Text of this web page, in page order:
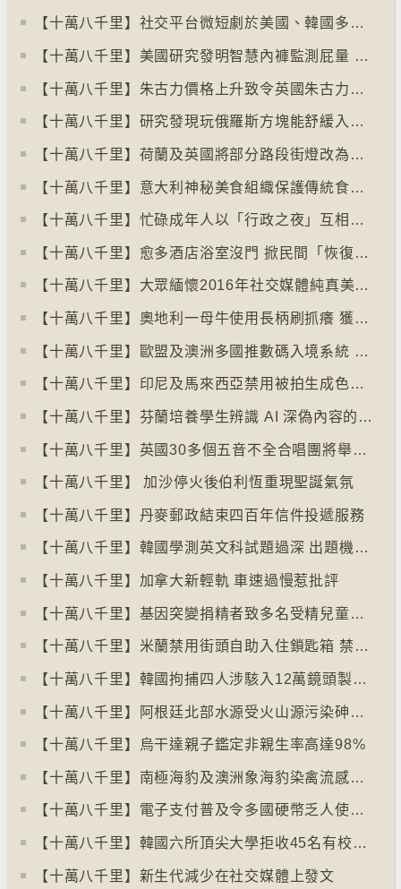
【十萬八千里】社交平台微短劇於美國、韓國多地掀熱潮
【十萬八千里】美國研究發明智慧內褲監測屁量 以助改善消化系統
【十萬八千里】朱古力價格上升致令英國朱古力盜竊案高升
【十萬八千里】研究發現玩俄羅斯方塊能舒緩入侵性創傷後遺症
【十萬八千里】荷蘭及英國將部分路段街燈改為紅色
【十萬八千里】意大利神秘美食組織保護傳統食物、烹飪方法和菜餚
【十萬八千里】忙碌成年人以「行政之夜」互相督促完成擱置私務
【十萬八千里】愈多酒店浴室沒門 掀民間「恢復浴室門」倡議運動
【十萬八千里】大眾緬懷2016年社交媒體純真美好體驗
【十萬八千里】奧地利一母牛使用長柄刷抓癢 獲科學家確定懂得使用工具
【十萬八千里】歐盟及澳洲多國推數碼入境系統 毋須護照蓋章
【十萬八千里】印尼及馬來西亞禁用被拍生成色情影像的人工智能平台Grok
【十萬八千里】芬蘭培養學生辨識 AI 深偽內容的能力
【十萬八千里】英國30多個五音不全合唱團將舉行十周年誌慶
【十萬八千里】 加沙停火後伯利恆重現聖誕氣氛
【十萬八千里】丹麥郵政結束四百年信件投遞服務
【十萬八千里】韓國學測英文科試題過深 出題機構院長引咎辭職
【十萬八千里】加拿大新輕軌 車速過慢惹批評
【十萬八千里】基因突變捐精者致多名受精兒童患癌
【十萬八千里】米蘭禁用街頭自助入住鎖匙箱 禁自助入住民宿
【十萬八千里】韓國拘捕四人涉駭入12萬鏡頭製色情內容
【十萬八千里】阿根廷北部水源受火山源污染砷含量超標
【十萬八千里】烏干達親子鑑定非親生率高達98%
【十萬八千里】南極海豹及澳洲象海豹染禽流感病毒恐擴散
【十萬八千里】電子支付普及令多國硬幣乏人使用甚至停產
【十萬八千里】韓國六所頂尖大學拒收45名有校園暴力紀錄者入學
【十萬八千里】新生代減少在社交媒體上發文